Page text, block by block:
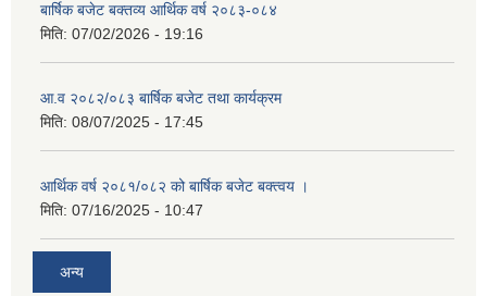
बार्षिक बजेट बक्तव्य आर्थिक वर्ष २०८३-०८४
मिति: 07/02/2026 - 19:16
आ.व २०८२/०८३ बार्षिक बजेट तथा कार्यक्रम
मिति: 08/07/2025 - 17:45
आर्थिक वर्ष २०८१/०८२ को बार्षिक बजेट बक्त्वय ।
मिति: 07/16/2025 - 10:47
अन्य